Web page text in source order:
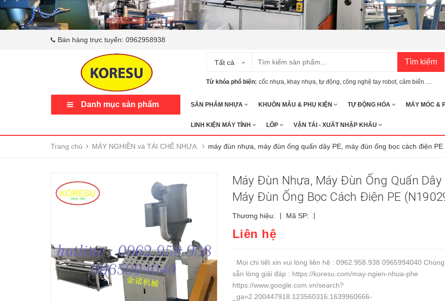
Bán hàng trực tuyến: 0962958938
Tất cả Tìm kiếm
Từ khóa phổ biến:cốc nhựa khay nhựa tự động công nghệ tay robot cảm biến ....
Danh mục sản phẩm SẢN PHẨM NHỰA KHUÔN MẪU & PHỤ KIỆN TỰ ĐỘNG HÓA MÁY MÓC &
LINH KIỆN MÁY TÍNH LỐP VẬN TẢI - XUẤT NHẬP KHẨU
Trang chủ MÁY NGHIỀN và TÁI CHẾ NHỰA. máy đùn nhựa, máy đùn ống quấn dây PE, máy đùn ống bọc cách điện
Máy Đùn Nhựa, Máy Đùn Ống Quấn Dây
Máy Đùn Ống Bọc Cách Điện PE
Thương hiệu: | Mã SP: |
Liên hệ
Mọi chi tiết xin vui lòng liên hệ : 0962.958.938 0965994040
sẵn lòng giải đáp : https://koresu.com/may-ngien-nhua-phe
https://www.google.com.vn/search?
_ga=2.200447918.123560316.1639960666-